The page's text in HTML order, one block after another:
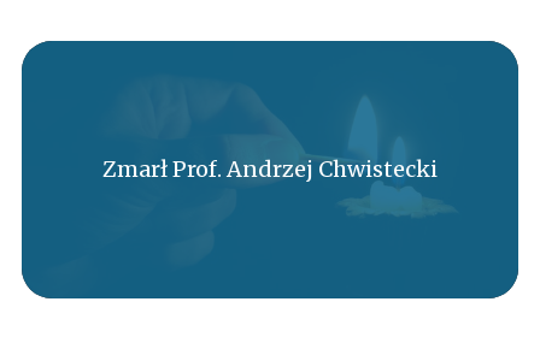
Zmarł Prof. Andrzej Chwistecki